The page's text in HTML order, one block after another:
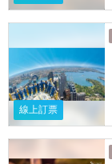
線上訂票